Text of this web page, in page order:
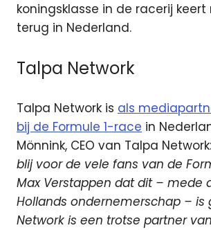
koningsklasse in de racerij
terug in Nederland.
Talpa Network
Talpa Network is als
bij de Formule 1-race in
Mönnink, CEO van Talpa
blij voor de vele fans van de
Max Verstappen dat dit – mede
Hollands ondernemerschap – is
Network is een trotse partner